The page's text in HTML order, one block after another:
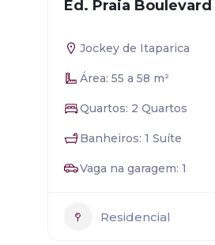
Ed. Praia Boulevard
Jockey de Itaparica
Área: 55 a 58 m²
Quartos: 2 Quartos
Banheiros: 1 Suíte
Vaga na garagem: 1
Residencial